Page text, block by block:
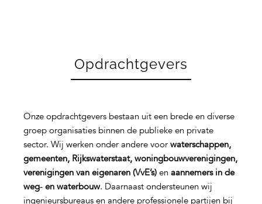
Opdrachtgevers
Onze opdrachtgevers bestaan uit een brede en diverse
groep organisaties binnen de publieke en private
sector. Wij werken onder andere voor waterschappen,
gemeenten, Rijkswaterstaat, woningbouwverenigingen,
verenigingen van eigenaren (VvE’s)en aannemers in de
weg‑ en waterbouw. Daarnaast ondersteunen wij
ingenieursbureaus en andere professionele partijen bij